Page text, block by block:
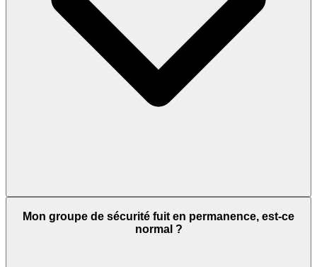
Mon groupe de sécurité fuit en permanence, est-ce
normal ?